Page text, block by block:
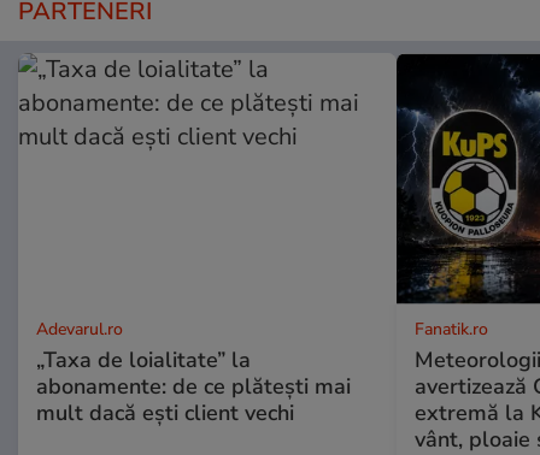
PARTENERI
Adevarul.ro
„Taxa de loialitate” la
abonamente: de ce plătești mai
mult dacă ești client vechi
Fanatik.ro
avertizează
extremă la
vânt, ploaie